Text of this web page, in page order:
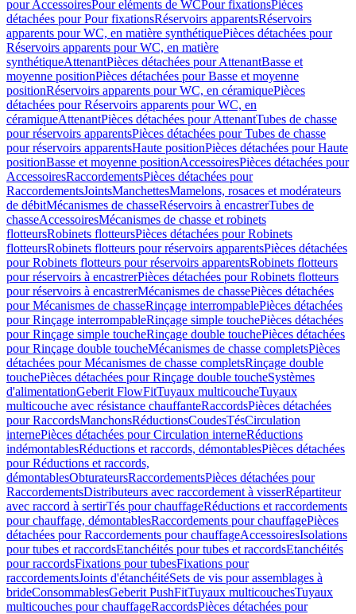
pour AccessoiresPour eléments de WCPour fixationsPièces
détachées pour Pour fixationsRéservoirs apparentsRéservoirs
apparents pour WC, en matière synthétiquePièces détachées pour
Réservoirs apparents pour WC, en matière
synthétiqueAttenantPièces détachées pour AttenantBasse et
moyenne positionPièces détachées pour Basse et moyenne
positionRéservoirs apparents pour WC, en céramiquePièces
détachées pour Réservoirs apparents pour WC, en
céramiqueAttenantPièces détachées pour AttenantTubes de chasse
pour réservoirs apparentsPièces détachées pour Tubes de chasse
pour réservoirs apparentsHaute positionPièces détachées pour Haute
positionBasse et moyenne positionAccessoiresPièces détachées pour
AccessoiresRaccordementsPièces détachées pour
RaccordementsJointsManchettesMamelons, rosaces et modérateurs
de débitMécanismes de chasseRéservoirs à encastrerTubes de
chasseAccessoiresMécanismes de chasse et robinets
flotteursRobinets flotteursPièces détachées pour Robinets
flotteursRobinets flotteurs pour réservoirs apparentsPièces détachées
pour Robinets flotteurs pour réservoirs apparentsRobinets flotteurs
pour réservoirs à encastrerPièces détachées pour Robinets flotteurs
pour réservoirs à encastrerMécanismes de chassePièces détachées
pour Mécanismes de chasseRinçage interrompablePièces détachées
pour Rinçage interrompableRinçage simple touchePièces détachées
pour Rinçage simple toucheRinçage double touchePièces détachées
pour Rinçage double toucheMécanismes de chasse completsPièces
détachées pour Mécanismes de chasse completsRinçage double
touchePièces détachées pour Rinçage double toucheSystèmes
d'alimentationGeberit FlowFitTuyaux multicoucheTuyaux
multicouche avec résistance chauffanteRaccordsPièces détachées
pour RaccordsManchonsRéductionsCoudesTésCirculation
internePièces détachées pour Circulation interneRéductions
indémontablesRéductions et raccords, démontablesPièces détachées
pour Réductions et raccords,
démontablesObturateursRaccordementsPièces détachées pour
RaccordementsDistributeurs avec raccordement à visserRépartiteur
avec raccord à sertirTés pour chauffageRéductions et raccordements
pour chauffage, démontablesRaccordements pour chauffagePièces
détachées pour Raccordements pour chauffageAccessoiresIsolations
pour tubes et raccordsEtanchéités pour tubes et raccordsEtanchéités
pour raccordsFixations pour tubesFixations pour
raccordementsJoints d'étanchéitéSets de vis pour assemblages à
brideConsommablesGeberit PushFitTuyaux multicouchesTuyaux
multicouches pour chauffageRaccordsPièces détachées pour